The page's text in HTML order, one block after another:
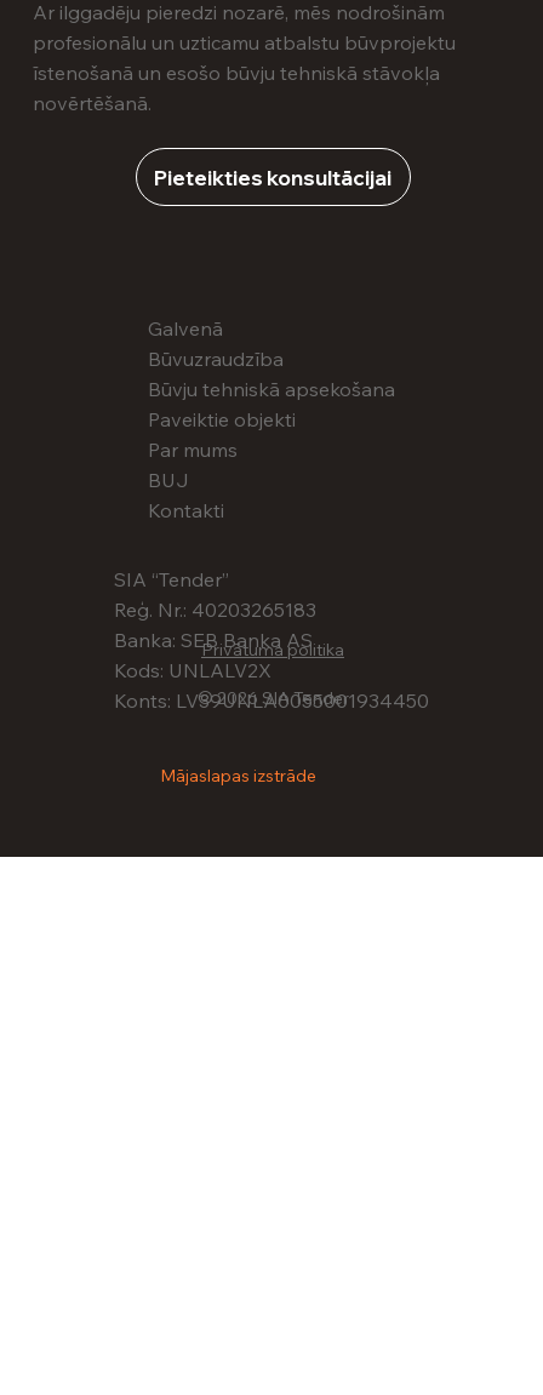
SIA “Tender”
Reģ. Nr.: 40203265183
Banka: SEB Banka AS
Kods: UNLALV2X
Konts: LV39UNLA0055001934450
Galvenā
Būvuzraudzība
Būvju tehniskā apsekošana
Paveiktie objekti
Par mums
BUJ
Kontakti
Ar ilggadēju pieredzi nozarē, mēs nodrošinām
profesionālu un uzticamu atbalstu būvprojektu
īstenošanā un esošo būvju tehniskā stāvokļa
novērtēšanā.
Pieteikties konsultācijai
Mājaslapas izstrāde
© 2026 SIA Tender
Privātuma politika